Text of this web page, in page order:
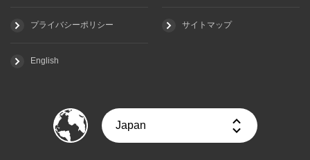
プライバシーポリシー サイトマップ
English